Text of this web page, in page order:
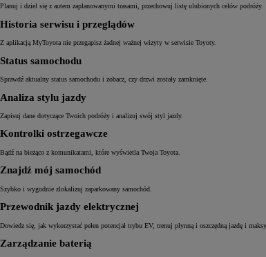
Od 105 300 zł
HYBRID
Planuj i dziel się z autem zaplanowanymi trasami, przechowuj listę ulubionych celów podróży.
Historia serwisu i przeglądów
Z aplikacją MyToyota nie przegapisz żadnej ważnej wizyty w serwisie Toyoty.
Status samochodu
Sprawdź aktualny status samochodu i zobacz, czy drzwi zostały zamknięte.
Analiza stylu jazdy
Zapisuj dane dotyczące Twoich podróży i analizuj swój styl jazdy.
Kontrolki ostrzegawcze
Bądź na bieżąco z komunikatami, które wyświetla Twoja Toyota.
Znajdź mój samochód
Szybko i wygodnie zlokalizuj zaparkowany samochód.
Przewodnik jazdy elektrycznej
Dowiedz się, jak wykorzystać pełen potencjał trybu EV, trenuj płynną i oszczędną jazdę i
Zarządzanie baterią